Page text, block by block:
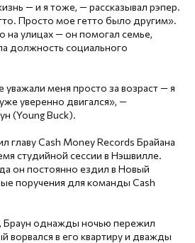
— и я тоже, — рассказывал рэпер.
Просто мое гетто было другим».
на улицах — он помогал семье,
должность социального
уважали меня просто за возраст — я
уверенно двигался», —
(Young Buck).
главу Cash Money Records Брайана
студийной сессии в Нэшвилле.
он постоянно ездил в Новый
поручения для команды Cash
Браун однажды ночью пережил
ворвался в его квартиру и дважды